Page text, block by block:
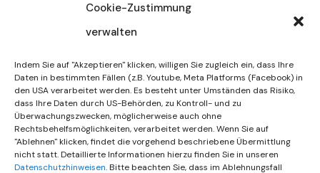
Cookie-Zustimmung
verwalten
Indem Sie auf "Akzeptieren" klicken, willigen Sie zugleich ein, dass Ihre
Daten in bestimmten Fällen (z.B. Youtube, Meta Platforms (Facebook) in
den USA verarbeitet werden. Es besteht unter Umständen das Risiko,
dass Ihre Daten durch US-Behörden, zu Kontroll- und zu
Überwachungszwecken, möglicherweise auch ohne
Rechtsbehelfsmöglichkeiten, verarbeitet werden. Wenn Sie auf
"Ablehnen" klicken, findet die vorgehend beschriebene Übermittlung
nicht statt. Detaillierte Informationen hierzu finden Sie in unseren
Datenschutzhinweisen. Bitte beachten Sie, dass im Ablehnungsfall
Sommerferien | KW 31/…
30. Juli 2026
Gemeinsames Friedensgebet
Setzt Zeichen …
15. Juli 2026